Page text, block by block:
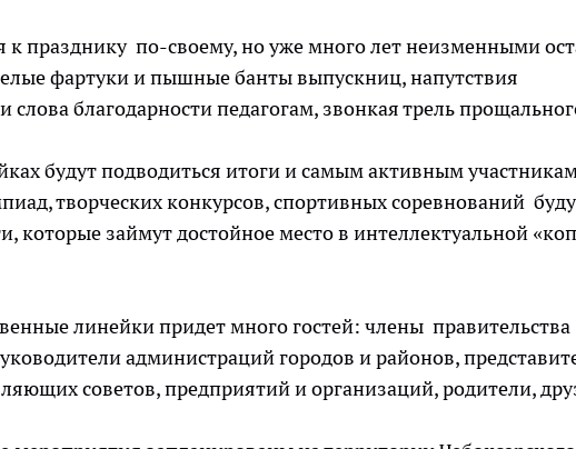
к празднику по-своему, но уже много лет неизменными
фартуки и пышные банты выпускниц, напутствия
слова благодарности педагогам, звонкая трель
будут подводиться итоги и самым активным
творческих конкурсов, спортивных соревнований
которые займут достойное место в интеллектуальной
линейки придет много гостей: члены правительства
администраций городов и районов,
советов, предприятий и организаций, родители,